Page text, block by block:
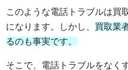
このような電話トラブルは買
になります。しかし、 買取業
るのも事実です。
そこで、電話トラブルをなく